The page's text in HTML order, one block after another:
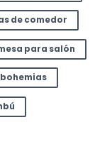
de comedor
para salón